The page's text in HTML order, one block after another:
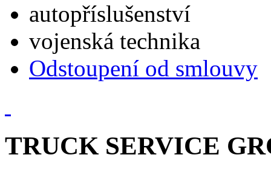
autopříslušenství
vojenská technika
Odstoupení od smlouvy
TRUCK SERVICE